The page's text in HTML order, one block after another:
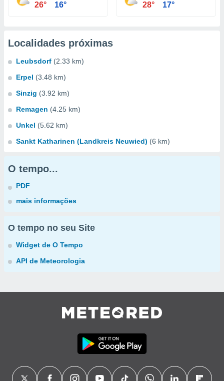
26° 16° 28° 17°
Localidades próximas
Leubsdorf (2.33 km)
Erpel (3.48 km)
Sinzig (3.92 km)
Remagen (4.25 km)
Unkel (5.62 km)
Sankt Katharinen (Landkreis Neuwied) (6 km)
O tempo...
PDF
mais informações
O tempo no seu Site
Widget de O Tempo
API de Meteorologia